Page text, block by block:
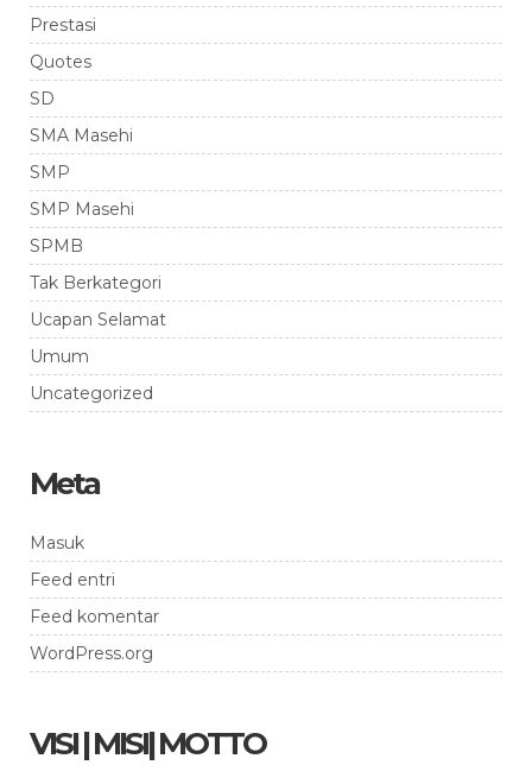
Prestasi
Quotes
SD
SMA Masehi
SMP
SMP Masehi
SPMB
Tak Berkategori
Ucapan Selamat
Umum
Uncategorized
Meta
Masuk
Feed entri
Feed komentar
WordPress.org
VISI | MISI| MOTTO